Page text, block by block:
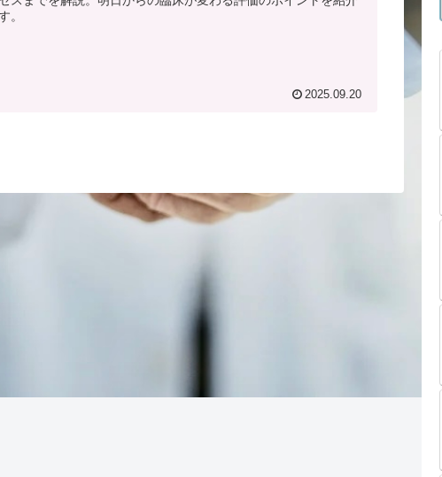
。
2025.09.20